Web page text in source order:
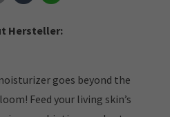
Hersteller:
goes beyond the
Feed your living skin’s